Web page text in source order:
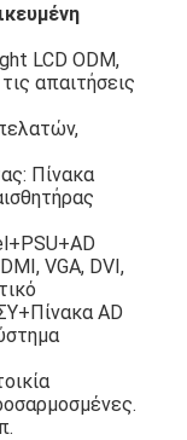
LCD ODM,
απαιτήσεις
Πίνακα
VGA, DVI,
AD